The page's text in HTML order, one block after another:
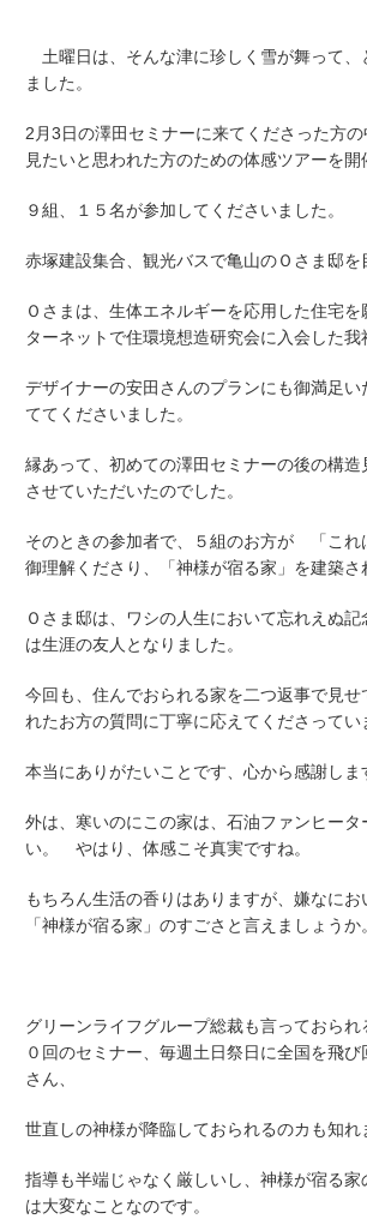
土曜日は、そんな津に珍しく雪が舞って、
ました。
2月3日の澤田セミナーに来てくださった方
見たいと思われた方のための体感ツアーを開
９組、１５名が参加してくださいました。
赤塚建設集合、観光バスで亀山のＯさま邸を
Ｏさまは、生体エネルギーを応用した住宅
ターネットで住環境想造研究会に入会した我
デザイナーの安田さんのプランにも御満足い
ててくださいました。
縁あって、初めての澤田セミナーの後の構
させていただいたのでした。
そのときの参加者で、５組のお方が 「こ
御理解くださり、「神様が宿る家」を建築さ
Ｏさま邸は、ワシの人生において忘れえぬ
は生涯の友人となりました。
今回も、住んでおられる家を二つ返事で見せ
れたお方の質問に丁寧に応えてくださってい
本当にありがたいことです、心から感謝しま
外は、寒いのにこの家は、石油ファンヒー
い。 やはり、体感こそ真実ですね。
もちろん生活の香りはありますが、嫌なにお
「神様が宿る家」のすごさと言えましょうか。
グリーンライフグループ総裁も言っておられ
０回のセミナー、毎週土日祭日に全国を飛び
さん、
世直しの神様が降臨しておられるのカも知れ
指導も半端じゃなく厳しいし、 神様が宿る家
は大変なことなのです。